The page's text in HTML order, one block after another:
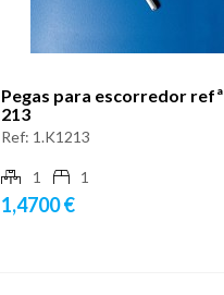
Pegas para escorredor refª
213
Ref: 1.K1213
1 1
1,4700 €